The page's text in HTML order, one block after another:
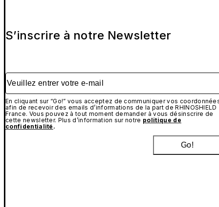
S’inscrire à notre Newsletter
Veuillez entrer votre e-mail
En cliquant sur “Go!” vous acceptez de communiquer vos
afin de recevoir des emails d’informations de la part de RHINOSHIELD
France. Vous pouvez à tout moment demander à vous désinscrire de
cette newsletter. Plus d’information sur notre politique de
confidentialité .
Go!